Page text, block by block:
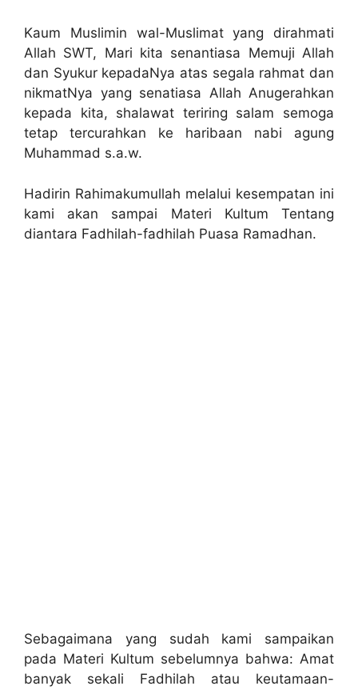
Kaum Muslimin wal-Muslimat yang dirahmati
Allah SWT, Mari kita senantiasa Memuji Allah
dan Syukur kepadaNya atas segala rahmat dan
nikmatNya yang senatiasa Allah Anugerahkan
kepada kita, shalawat teriring salam semoga
tetap tercurahkan ke haribaan nabi agung
Muhammad s.a.w.
Hadirin Rahimakumullah melalui kesempatan ini
kami akan sampai Materi Kultum Tentang
diantara Fadhilah-fadhilah Puasa Ramadhan.
Sebagaimana yang sudah kami sampaikan
pada Materi Kultum sebelumnya bahwa: Amat
banyak sekali Fadhilah atau keutamaan-